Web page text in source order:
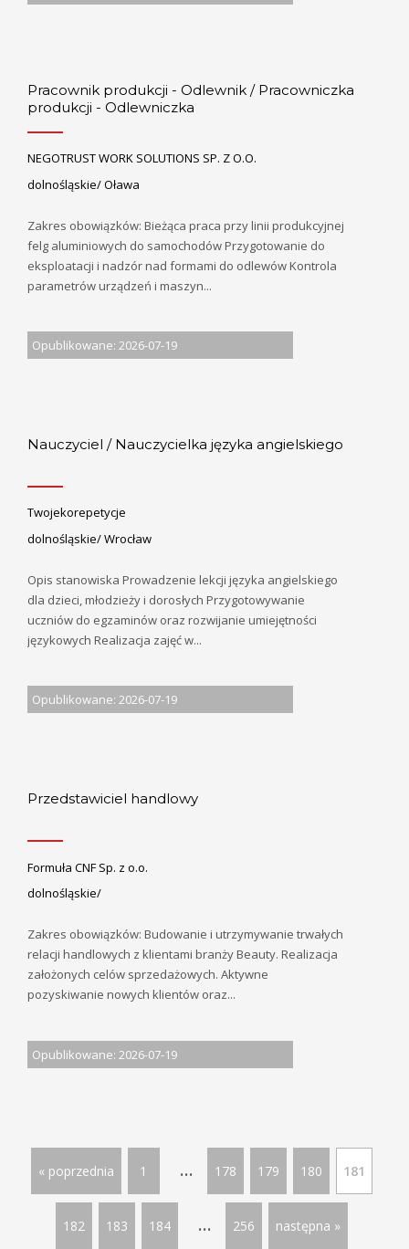
Pracownik produkcji - Odlewnik / Pracowniczka
produkcji - Odlewniczka
NEGOTRUST WORK SOLUTIONS SP. Z O.O.
dolnośląskie/ Oława
Zakres obowiązków: Bieżąca praca przy linii produkcyjnej
felg aluminiowych do samochodów Przygotowanie do
eksploatacji i nadzór nad formami do odlewów Kontrola
parametrów urządzeń i maszyn...
Opublikowane: 2026-07-19
Nauczyciel / Nauczycielka języka angielskiego
Twojekorepetycje
dolnośląskie/ Wrocław
Opis stanowiska Prowadzenie lekcji języka angielskiego
dla dzieci, młodzieży i dorosłych Przygotowywanie
uczniów do egzaminów oraz rozwijanie umiejętności
językowych Realizacja zajęć w...
Opublikowane: 2026-07-19
Przedstawiciel handlowy
Formuła CNF Sp. z o.o.
dolnośląskie/
Zakres obowiązków: Budowanie i utrzymywanie trwałych
relacji handlowych z klientami branży Beauty. Realizacja
założonych celów sprzedażowych. Aktywne
pozyskiwanie nowych klientów oraz...
Opublikowane: 2026-07-19
« poprzednia 1 ... 178 179 180 181
182 183 184 ... 256 następna »